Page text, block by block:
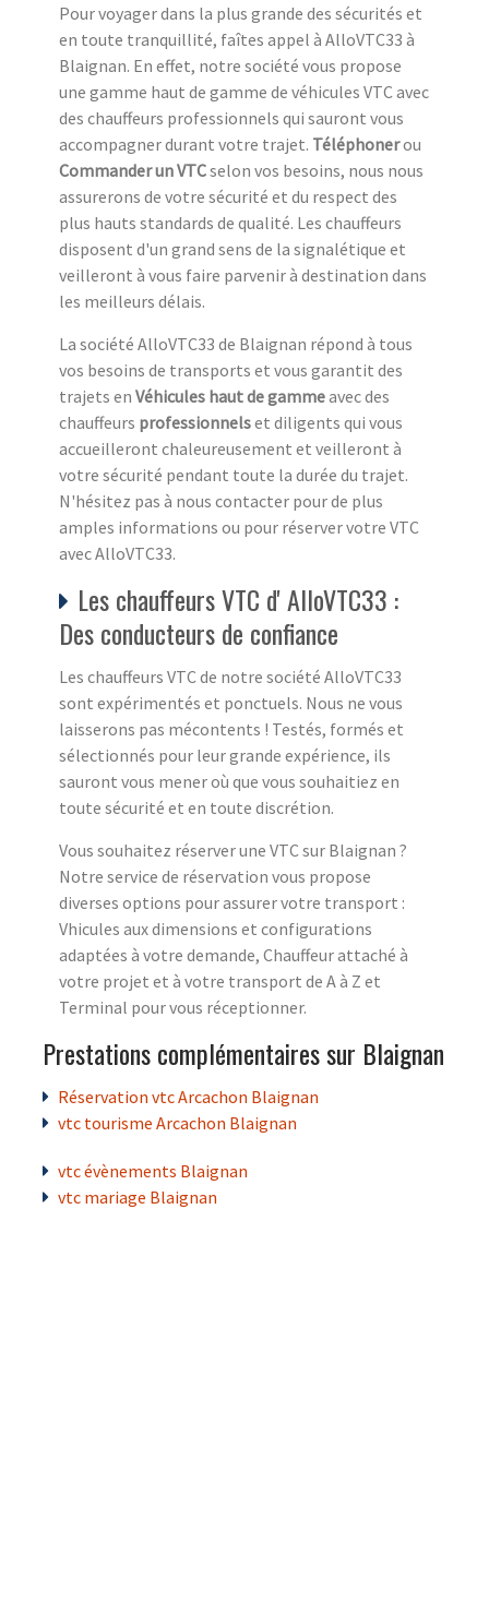
Pour voyager dans la plus grande des sécurités et
en toute tranquillité, faîtes appel à AlloVTC33 à
Blaignan. En effet, notre société vous propose
une gamme haut de gamme de véhicules VTC avec
des chauffeurs professionnels qui sauront vous
accompagner durant votre trajet. Téléphonerou
Commander un VTCselon vos besoins, nous nous
assurerons de votre sécurité et du respect des
plus hauts standards de qualité. Les chauffeurs
disposent d'un grand sens de la signalétique et
veilleront à vous faire parvenir à destination dans
les meilleurs délais.
La société AlloVTC33 de Blaignan répond à tous
vos besoins de transports et vous garantit des
trajets en Véhicules haut de gammeavec des
chauffeurs professionnelset diligents qui vous
accueilleront chaleureusement et veilleront à
votre sécurité pendant toute la durée du trajet.
N'hésitez pas à nous contacter pour de plus
amples informations ou pour réserver votre VTC
avec AlloVTC33.
Les chauffeurs VTC d' AlloVTC33 :
Des conducteurs de confiance
Les chauffeurs VTC de notre société AlloVTC33
sont expérimentés et ponctuels. Nous ne vous
laisserons pas mécontents ! Testés, formés et
sélectionnés pour leur grande expérience, ils
sauront vous mener où que vous souhaitiez en
toute sécurité et en toute discrétion.
Vous souhaitez réserver une VTC sur Blaignan ?
Notre service de réservation vous propose
diverses options pour assurer votre transport :
Vhicules aux dimensions et configurations
adaptées à votre demande, Chauffeur attaché à
votre projet et à votre transport de A à Z et
Terminal pour vous réceptionner.
Prestations complémentaires sur Blaignan
Réservation vtc Arcachon Blaignan
vtc tourisme Arcachon Blaignan
vtc évènements Blaignan
vtc mariage Blaignan